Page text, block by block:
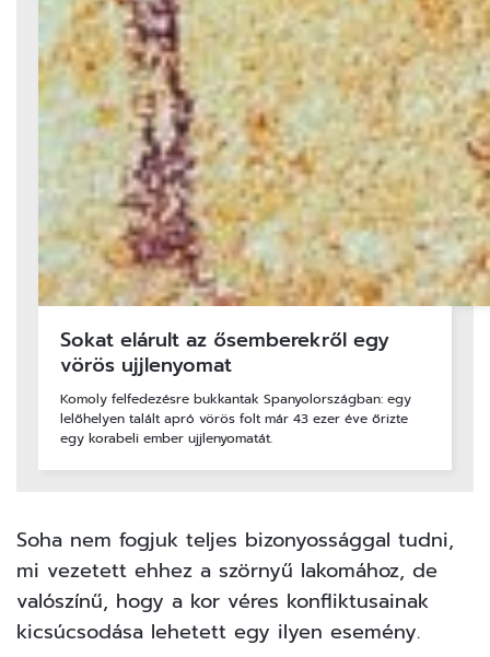
Sokat elárult az ősemberekről egy
vörös ujjlenyomat
Komoly felfedezésre bukkantak Spanyolországban: egy
lelőhelyen talált apró vörös folt már 43 ezer éve őrizte
egy korabeli ember ujjlenyomatát.
Soha nem fogjuk teljes bizonyossággal tudni,
mi vezetett ehhez a szörnyű lakomához, de
valószínű, hogy a kor véres konfliktusainak
kicsúcsodása lehetett egy ilyen esemény.